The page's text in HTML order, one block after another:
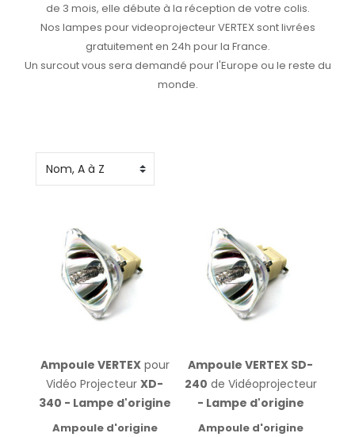
de 3 mois, elle débute à la réception de votre colis.
Nos lampes pour videoprojecteur VERTEX sont livrées
gratuitement en 24h pour la France.
Un surcout vous sera demandé pour l'Europe ou le reste du
monde.
Ampoule VERTEXpour
Vidéo Projecteur XD-
340 - Lampe d'origine
Ampoule d'origine
Ampoule VERTEX SD-
240 de Vidéoprojecteur
- Lampe d'origine
Ampoule d'origine